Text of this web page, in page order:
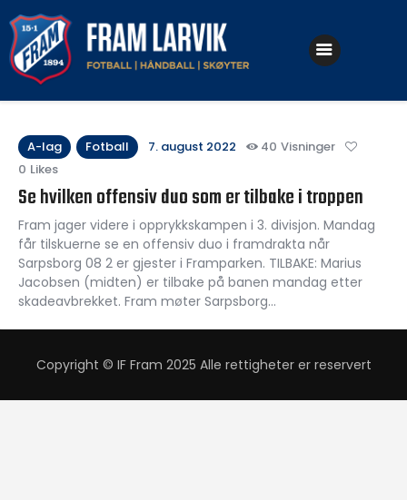
Fotball
Skøyter
A-lag Fotball 7. august 2022 40 Visninger
0 Likes
Se hvilken offensiv duo som er tilbake i troppen
Fram jager videre i opprykkskampen i 3. divisjon. Mandag
får tilskuerne se en offensiv duo i framdrakta når
Sarpsborg 08 2 er gjester i Framparken. TILBAKE: Marius
Jacobsen (midten) er tilbake på banen mandag etter
skadeavbrekket. Fram møter Sarpsborg…
Copyright © IF Fram 2025 Alle rettigheter er reservert